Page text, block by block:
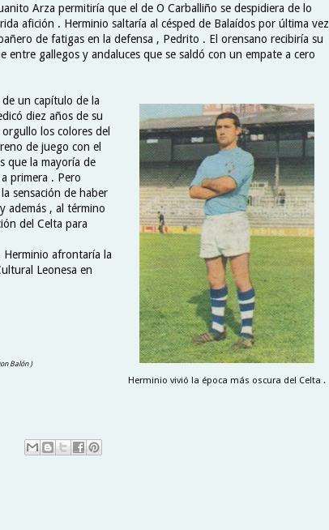
Arza permitiría que el de O Carballiño se despidiera de lo
afición . Herminio saltaría al césped de Balaídos por última vez
de fatigas en la defensa , Pedrito . El orensano recibiría su
entre gallegos y andaluces que se saldó con un empate a cero
Herminio vivió la época más oscura del Celta .
un capítulo de la
diez años de su
los colores del
de juego con el
que la mayoría de
primera . Pero
sensación de haber
además , al término
del Celta para
Herminio afrontaría la
Leonesa en
Balón )